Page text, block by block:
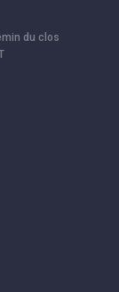
du clos